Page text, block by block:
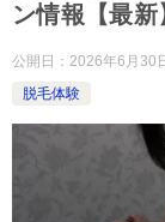
ン情報【最新
公開日： 2026年6月30
脱毛体験